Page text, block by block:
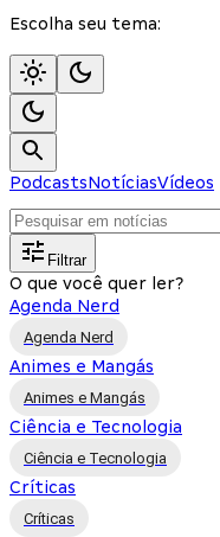
Escolha seu tema:
PodcastsNotíciasVídeos
Filtrar
O que você quer ler?
Agenda Nerd
Agenda Nerd
Animes e Mangás
Animes e Mangás
Ciência e Tecnologia
Ciência e Tecnologia
Críticas
Críticas